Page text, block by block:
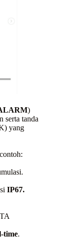
)
serta tanda
yang
IP67.
time.